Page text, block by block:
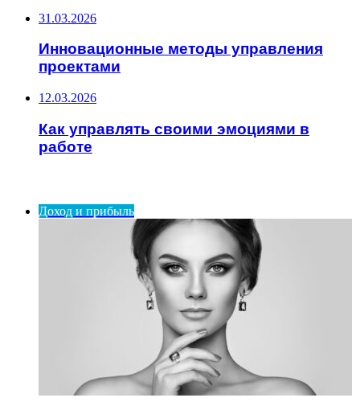
31.03.2026
Инновационные методы управления
проектами
12.03.2026
Как управлять своими эмоциями в
работе
Доход и прибыль